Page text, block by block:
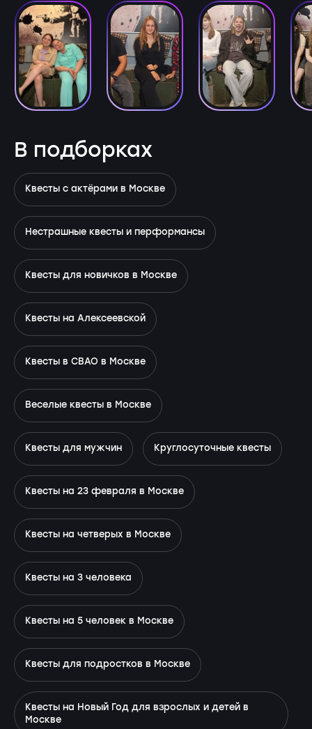
В подборках
Квесты с актёрами в Москве
Нестрашные квесты и перформансы
Квесты для новичков в Москве
Квесты на Алексеевской
Квесты в СВАО в Москве
Веселые квесты в Москве
Квесты для мужчин Круглосуточные квесты
Квесты на 23 февраля в Москве
Квесты на четверых в Москве
Квесты на 3 человека
Квесты на 5 человек в Москве
Квесты для подростков в Москве
Квесты на Новый Год для взрослых и детей в
Москве